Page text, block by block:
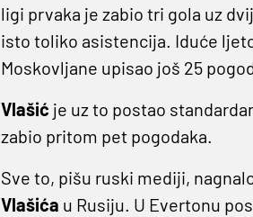
ligi prvaka je zabio tri gola uz
isto toliko asistencija. Iduće
Moskovljane upisao još 25
Vlašić je uz to postao
zabio pritom pet pogodaka.
Sve to, pišu ruski mediji,
Vlašića u Rusiju. U Evertonu